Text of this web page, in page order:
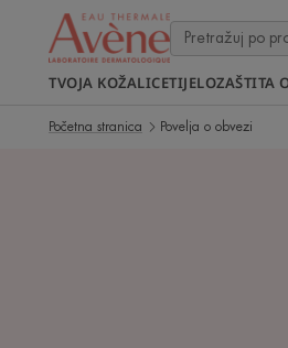
TVOJA KOŽALICETIJELOZAŠTITA
Početna stranica Povelja o obvezi